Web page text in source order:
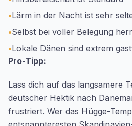
•Lärm in der Nacht ist sehr
•Selbst bei voller Belegung
•Lokale Dänen sind extrem
Pro-Tipp:
Lass dich auf das langsamere
deutscher Hektik nach
frustriert. Wer das Hügge-